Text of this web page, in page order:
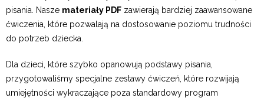
pisania. Nasze materiały PDF zawierają bardziej zaawansowane
ćwiczenia, które pozwalają na dostosowanie poziomu trudności
do potrzeb dziecka.
Dla dzieci, które szybko opanowują podstawy pisania,
przygotowaliśmy specjalne zestawy ćwiczeń, które rozwijają
umiejętności wykraczające poza standardowy program